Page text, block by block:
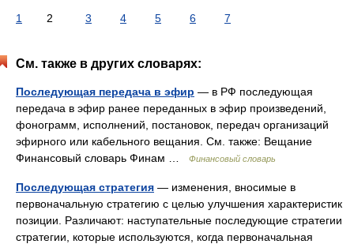
1 2 3 4 5 6 7
См. также в других словарях:
Последующая передача в эфир — в РФ последующая
передача в эфир ранее переданных в эфир произведений,
фонограмм, исполнений, постановок, передач организаций
эфирного или кабельного вещания. См. также: Вещание
Финансовый словарь Финам …
Финансовый словарь
Последующая стратегия — изменения, вносимые в
первоначальную стратегию с целью улучшения характеристик
позиции. Различают: наступательные последующие стратегии
стратегии, которые используются, когда первоначальная